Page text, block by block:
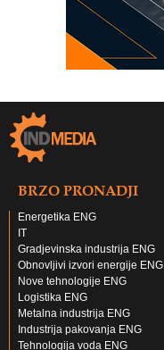
BRZO PRONADJI
Energetika ENG
IT
Gradjevinska industrija ENG
Obnovljivi izvori energije ENG
Nove tehnologije ENG
Logistika ENG
Metalna industrija ENG
Industrija pakovanja ENG
Tehnologija voda ENG